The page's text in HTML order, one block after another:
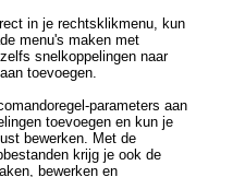
in je rechtsklikmenu, kun
menu's maken met
snelkoppelingen naar
toevoegen.
parameters aan
toevoegen en kun je
bewerken. Met de
krijg je ook de
bewerken en